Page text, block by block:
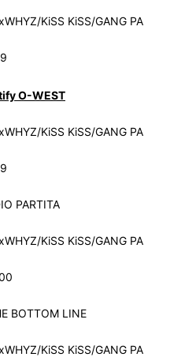
KiSS KiSS/GANG PA
O-WEST
KiSS KiSS/GANG PA
PARTITA
KiSS KiSS/GANG PA
BOTTOM LINE
KiSS KiSS/GANG PA